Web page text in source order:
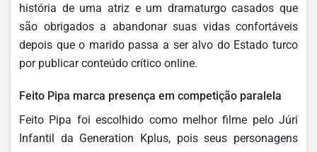
história de uma atriz e um dramaturgo casados que
são obrigados a abandonar suas vidas confortáveis
depois que o marido passa a ser alvo do Estado turco
por publicar conteúdo crítico online.
Feito Pipa marca presença em competição paralela
Feito Pipa foi escolhido como melhor filme pelo Júri
Infantil da Generation Kplus, pois seus personagens